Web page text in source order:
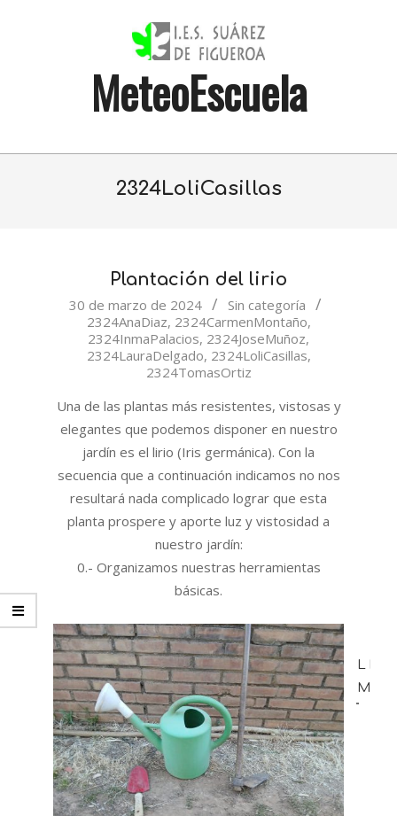
MeteoEscuela
Primary
2324LoliCasillas
Plantación del lirio
2024-
30 de marzo de 2024
Sin categoría
2324AnaDiaz, 2324CarmenMontaño,
2324InmaPalacios, 2324JoseMuñoz,
2324LauraDelgado, 2324LoliCasillas,
2324TomasOrtiz
Una de las plantas más resistentes, vistosas y
elegantes que podemos disponer en nuestro
jardín es el lirio (Iris germánica). Con la
secuencia que a continuación indicamos no nos
resultará nada complicado lograr que esta
planta prospere y aporte luz y vistosidad a
nuestro jardín:
0.- Organizamos nuestras herramientas
básicas.
MÁS